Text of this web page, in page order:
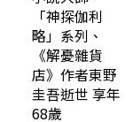
「神探伽利
略」系列、
《解憂雜貨
店》作者東野
圭吾逝世 享年
68歲